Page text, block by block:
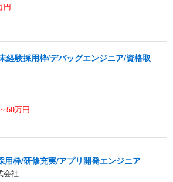
円
経験採用枠/デバッグエンジニア/資格取
50万円
用枠/研修充実/アプリ開発エンジニア
会社